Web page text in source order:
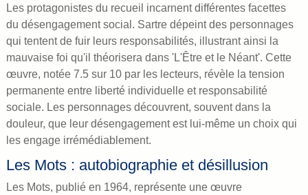
Les protagonistes du recueil incarnent différentes facettes
du désengagement social. Sartre dépeint des personnages
qui tentent de fuir leurs responsabilités, illustrant ainsi la
mauvaise foi qu'il théorisera dans 'L'Être et le Néant'. Cette
œuvre, notée 7.5 sur 10 par les lecteurs, révèle la tension
permanente entre liberté individuelle et responsabilité
sociale. Les personnages découvrent, souvent dans la
douleur, que leur désengagement est lui-même un choix qui
les engage irrémédiablement.
Les Mots : autobiographie et désillusion
Les Mots, publié en 1964, représente une œuvre